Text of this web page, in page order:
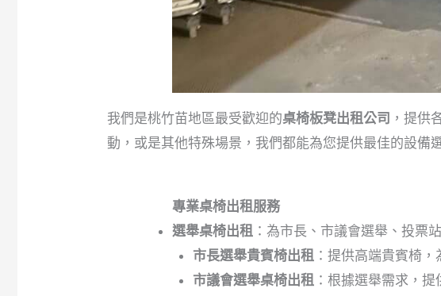
我們是桃竹苗地區最受歡迎的桌椅板凳出租公司 ，提供
動，或是其他特殊場景，我們都能為您提供最佳的設備
專業桌椅出租服務
選舉桌椅出租 ：為市長、市議會選舉、投票
市長選舉貴賓椅出租：提供高端貴賓椅，
市議會選舉桌椅出租：根據選舉需求，提